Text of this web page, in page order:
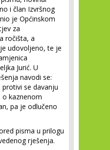
i član Izvršnog
je Općinskom
za
ročišta, a
udovoljeno, te je
Jurić. U
navodi se:
protivi se davanju
o kaznenom
pa je odlučeno
pisma u prilogu
rješenja.